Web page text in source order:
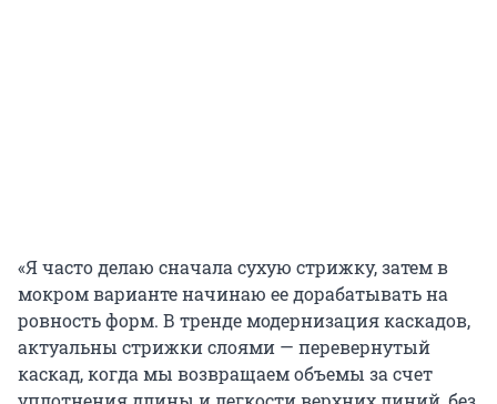
«Я часто делаю сначала сухую стрижку, затем в
мокром варианте начинаю ее дорабатывать на
ровность форм. В тренде модернизация каскадов,
актуальны стрижки слоями — перевернутый
каскад, когда мы возвращаем объемы за счет